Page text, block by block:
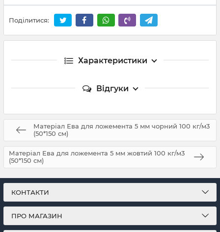
Поділитися:
Характеристики
Відгуки
Матеріал Ева для ложемента 5 мм чорний 100 кг/м3
(50*150 см)
Матеріал Ева для ложемента 5 мм жовтий 100 кг/м3
(50*150 см)
КОНТАКТИ
ПРО МАГАЗИН